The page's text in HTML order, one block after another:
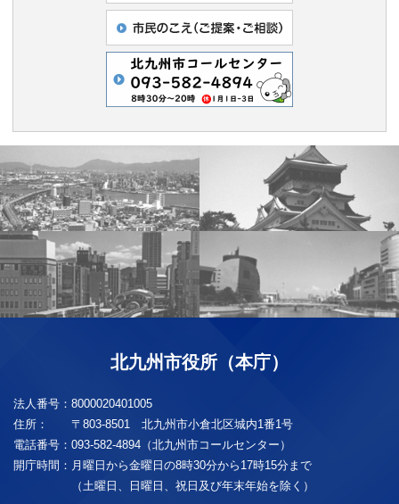
北九州市役所（本庁）
法人番号： 8000020401005
住所：
〒803-8501 北九州市小倉北区城内1番1号
電話番号： 093-582-4894（北九州市コールセンター）
開庁時間： 月曜日から金曜日の8時30分から17時15分まで
（土曜日、日曜日、祝日及び年末年始を除く）